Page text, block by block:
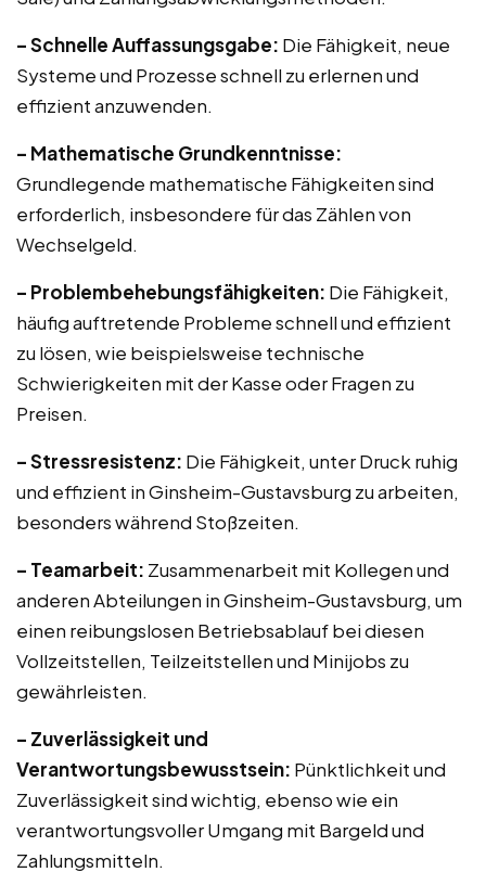
– Schnelle Auffassungsgabe: Die Fähigkeit, neue
Systeme und Prozesse schnell zu erlernen und
effizient anzuwenden.
– Mathematische Grundkenntnisse:
Grundlegende mathematische Fähigkeiten sind
erforderlich, insbesondere für das Zählen von
Wechselgeld.
– Problembehebungsfähigkeiten: Die Fähigkeit,
häufig auftretende Probleme schnell und effizient
zu lösen, wie beispielsweise technische
Schwierigkeiten mit der Kasse oder Fragen zu
Preisen.
– Stressresistenz: Die Fähigkeit, unter Druck ruhig
und effizient in Ginsheim-Gustavsburg zu arbeiten,
besonders während Stoßzeiten.
– Teamarbeit: Zusammenarbeit mit Kollegen und
anderen Abteilungen in Ginsheim-Gustavsburg, um
einen reibungslosen Betriebsablauf bei diesen
Vollzeitstellen, Teilzeitstellen und Minijobs zu
gewährleisten.
– Zuverlässigkeit und
Verantwortungsbewusstsein: Pünktlichkeit und
Zuverlässigkeit sind wichtig, ebenso wie ein
verantwortungsvoller Umgang mit Bargeld und
Zahlungsmitteln.